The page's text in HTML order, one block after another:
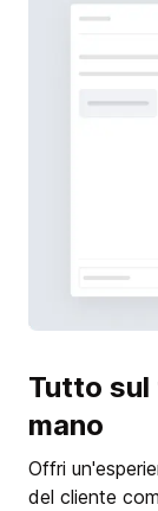
Tutto
mano
Offri
del cliente